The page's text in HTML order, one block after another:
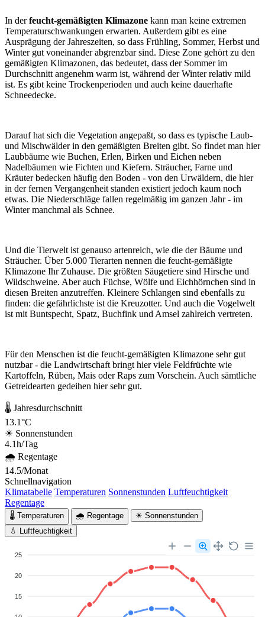
In derfeucht-gemäßigten Klimazone kann man keine extremen
Temperaturschwankungen erwarten. Außerdem gibt es eine
Ausprägung der Jahreszeiten, so dass Frühling, Sommer, Herbst und
Winter gut voneinander abgrenzbar sind. Diese Zone gehört zu den
gemäßigten Klimazonen, das bedeutet, dass der Sommer im
Durchschnitt angenehm warm ist, während der Winter relativ mild
ist. Es gibt keine Trockenperioden und auch keine dauerhafte
Schneedecke.
Darauf hat sich die Vegetation angepaßt, so dass es typische Laub-
und Mischwälder in den gemäßigten Breiten gibt. So findet man hier
Laubbäume wie Buchen, Erlen, Birken und Eichen neben
Nadelbäumen wie Fichten und Kiefern. Sträucher, Farne und
Kräuter bedecken häufig den Boden - von den Urwäldern, die hier
in der fernen Vergangenheit standen existiert jedoch kaum noch
etwas. Die Niederschläge fallen regelmäßig im ganzen Jahr - im
Winter manchmal als Schnee.
Und die Tierwelt ist genauso artenreich, wie die der Bäume und
Sträucher. Über 5.000 Tierarten nennen die feucht-gemäßigte
Klimazone Ihr Zuhause. Die größten Säugetiere sind Hirsche und
Wildschweine. Aber auch Füchse, Wölfe und Eichhörnchen sind in
diesen Breiten anzutreffen. Kleinere Schlangen sind ebenfalls zu
finden: die gefährlichste ist die Kreuzotter. Und auch die Vogelwelt
ist mit Buntspecht, Spatz, Buchfink und Amsel zahlreich vertreten.
Für den Menschen ist die feucht-gemäßigten Klimazone sehr gut
nutzbar - die Landwirtschaft bringt hier viele Feldfrüchte wie
Kartoffeln, Rüben, Mais oder Raps zum Vorschein. Auch sämtliche
Getreidearten gedeihen hier sehr gut.
🌡 Jahresdurchschnitt
13.1°C
☀ Sonnenstunden
4.1h/Tag
🌧 Regentage
14.5/Monat
Schnellnavigation
Klimatabelle Temperaturen Sonnenstunden Luftfeuchtigkeit
Regentage
🌡 Temperaturen 🌧 Regentage
☀ Sonnenstunden
💧 Luftfeuchtigkeit
25
20
15